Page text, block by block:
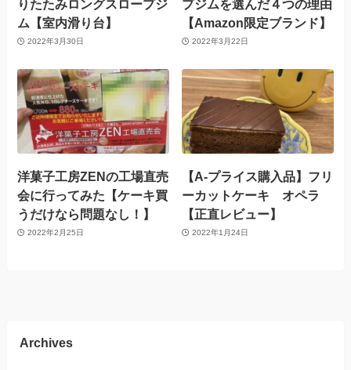
りたたみロングスロープジ
ム【室内滑り台】
2022年3月30日
プジムを選んだ４つの理由
【Amazon限定ブランド】
2022年3月22日
洋菓子工房ZENの工場直売
会に行ってみた【ケーキ買
うだけなら問題なし！】
2022年2月25日
【A-プライス購入品】フリ
ーカットケーキ オペラ
【正直レビュー】
2022年1月24日
Archives